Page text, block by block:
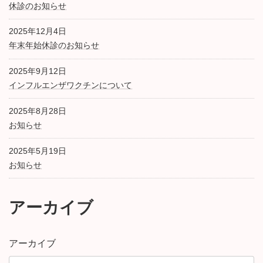
休診のお知らせ
2025年12月4日
年末年始休診のお知らせ
2025年9月12日
インフルエンザワクチンについて
2025年8月28日
お知らせ
2025年5月19日
お知らせ
アーカイブ
アーカイブ